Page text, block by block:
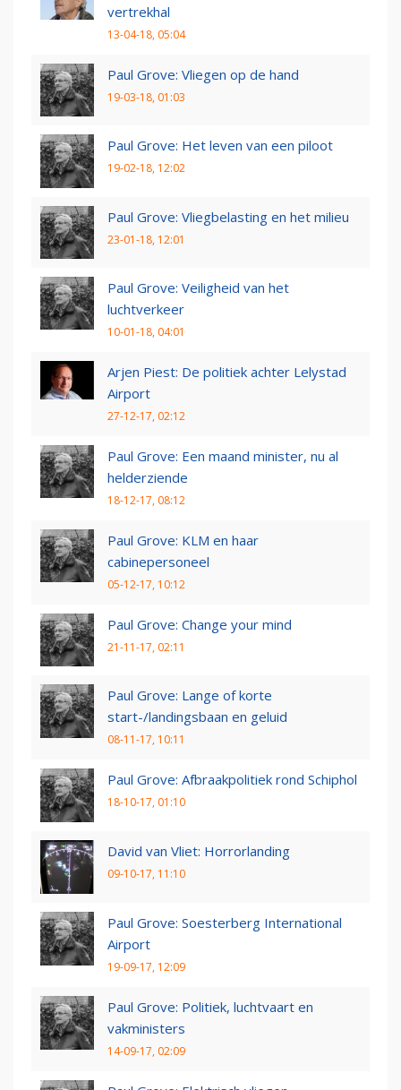
vertrekhal
13-04-18, 05:04
Paul Grove: Vliegen op de hand
19-03-18, 01:03
Paul Grove: Het leven van een piloot
19-02-18, 12:02
Paul Grove: Vliegbelasting en het milieu
23-01-18, 12:01
Paul Grove: Veiligheid van het
luchtverkeer
10-01-18, 04:01
Arjen Piest: De politiek achter Lelystad
Airport
27-12-17, 02:12
Paul Grove: Een maand minister, nu al
helderziende
18-12-17, 08:12
Paul Grove: KLM en haar
cabinepersoneel
05-12-17, 10:12
Paul Grove: Change your mind
21-11-17, 02:11
Paul Grove: Lange of korte
start-/landingsbaan en geluid
08-11-17, 10:11
Paul Grove: Afbraakpolitiek rond Schiphol
18-10-17, 01:10
David van Vliet: Horrorlanding
09-10-17, 11:10
Paul Grove: Soesterberg International
Airport
19-09-17, 12:09
Paul Grove: Politiek, luchtvaart en
vakministers
14-09-17, 02:09